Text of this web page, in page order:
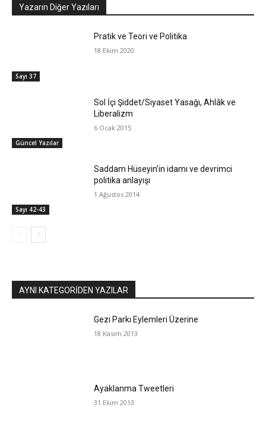
Yazarın Diğer Yazıları
Sayı 37
Pratik ve Teori ve Politika
18 Ekim 2020
Güncel Yazılar
Sol İçi Şiddet/Siyaset Yasağı, Ahlâk ve
Liberalizm
6 Ocak 2015
Sayı 42-43
Saddam Hüseyin’in idamı ve devrimci
politika anlayışı
1 Ağustos 2014
AYNI KATEGORIDEN YAZILAR
Gezi Parkı Eylemleri Üzerine
18 Kasım 2013
Ayaklanma Tweetleri
31 Ekim 2013